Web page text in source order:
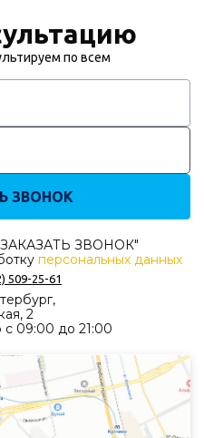
по всем
ЗВОНОК
ЗВОНОК"
персональных данных
509-25-61
2
09:00 до 21:00